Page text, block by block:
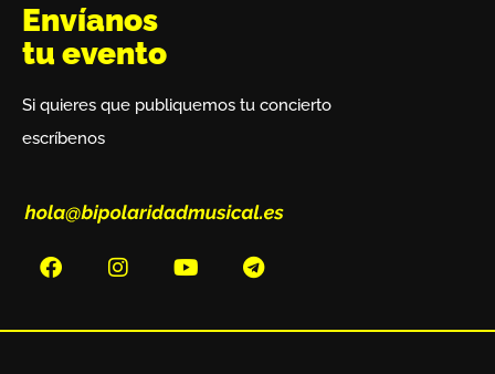
Envíanos
tu evento
Si quieres que publiquemos tu concierto
escríbenos